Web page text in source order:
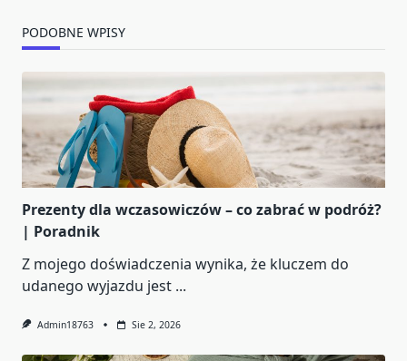
PODOBNE WPISY
Prezenty dla wczasowiczów – co zabrać w podróż?
| Poradnik
Z mojego doświadczenia wynika, że kluczem do
udanego wyjazdu jest ...
Admin18763 Sie 2, 2026